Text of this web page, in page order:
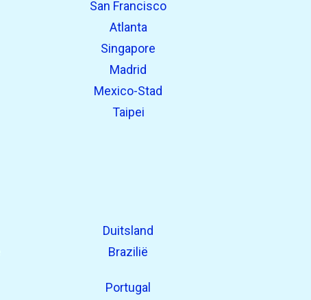
San Francisco
Atlanta
Singapore
Madrid
Mexico-Stad
Taipei
Duitsland
Brazilië
Portugal